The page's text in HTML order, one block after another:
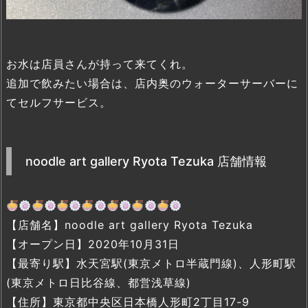
お水は店員さんが持って来てくれ。
追加で飲みたい場合は、店内奥のウォーターサーバーに
てセルフサービス。
noodle art gallery Ryota Tezuka 店舗情報
【店舗名】noodle art gallery Ryota Tezuka
【オープン日】2020年10月31日
【最寄り駅】水天宮駅(東京メトロ半蔵門線)、人形町駅
(東京メトロ日比谷線、都営浅草線)
【住所】東京都中央区日本橋人形町2丁目17-9